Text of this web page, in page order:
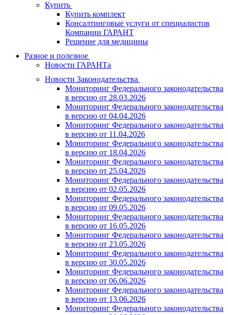
Купить
Купить комплект
Консалтинговые услуги от специалистов
Компании ГАРАНТ
Решение для медицины
Разное и полезное
Новости ГАРАНТа
Новости Законодательства
Мониторинг Федерального законодательства
в версию от 28.03.2026
Мониторинг Федерального законодательства
в версию от 04.04.2026
Мониторинг Федерального законодательства
в версию от 11.04.2026
Мониторинг Федерального законодательства
в версию от 18.04.2026
Мониторинг Федерального законодательства
в версию от 25.04.2026
Мониторинг Федерального законодательства
в версию от 02.05.2026
Мониторинг Федерального законодательства
в версию от 09.05.2026
Мониторинг Федерального законодательства
в версию от 16.05.2026
Мониторинг Федерального законодательства
в версию от 23.05.2026
Мониторинг Федерального законодательства
в версию от 30.05.2026
Мониторинг Федерального законодательства
в версию от 06.06.2026
Мониторинг Федерального законодательства
в версию от 13.06.2026
Мониторинг Федерального законодательства